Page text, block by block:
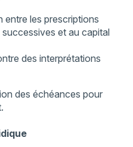
entre les prescriptions
et au capital
des interprétations
des échéances pour